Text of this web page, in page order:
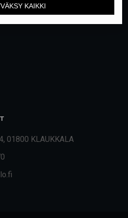
01800 KLAUKKALA